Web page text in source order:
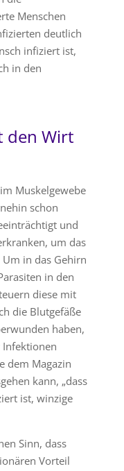
Menschen
deutlich
infiziert ist,
in den
den Wirt
Muskelgewebe
schon
und
um das
in das Gehirn
in den
diese mit
die Blutgefäße
haben,
Infektionen
dem Magazin
kann, „dass
ist, winzige
Sinn, dass
Vorteil